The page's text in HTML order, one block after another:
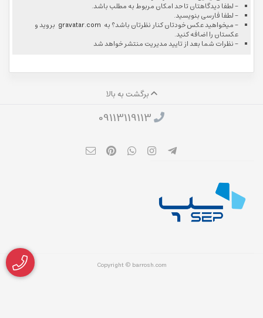
- لطفا دیدگاهتان تا حد امکان مربوط به مطلب باشد.
- لطفا فارسی بنویسید.
- میخواهید عکس خودتان کنار نظرتان باشد؟ به gravatar.com بروید و
عکستان را اضافه کنید.
- نظرات شما بعد از تایید مدیریت منتشر خواهد شد
برگشت به بالا
09113119113
Copyright © barrosh.com